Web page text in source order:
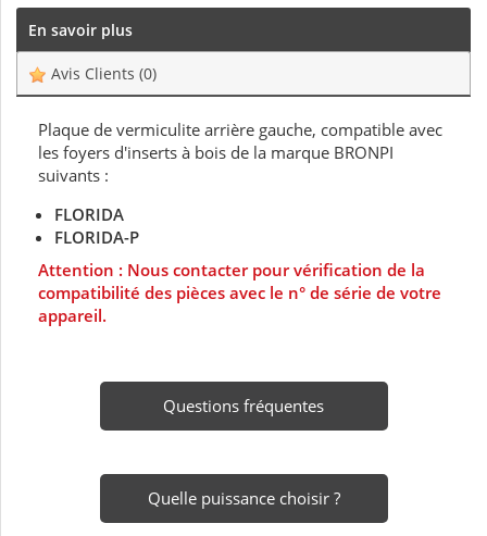
En savoir plus
Avis Clients (0)
Plaque de vermiculite arrière gauche, compatible avec
les foyers d'inserts à bois de la marque BRONPI
suivants :
FLORIDA
FLORIDA-P
Attention : Nous contacter pour vérification de la
compatibilité des pièces avec le n° de série de votre
appareil.
Questions fréquentes
Quelle puissance choisir ?